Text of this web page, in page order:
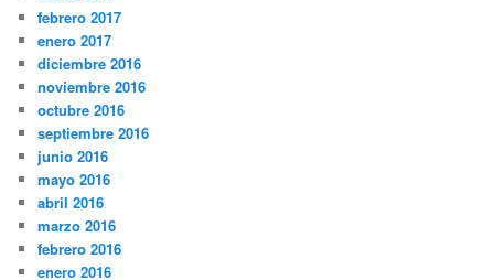
febrero 2017
enero 2017
diciembre 2016
noviembre 2016
octubre 2016
septiembre 2016
junio 2016
mayo 2016
abril 2016
marzo 2016
febrero 2016
enero 2016